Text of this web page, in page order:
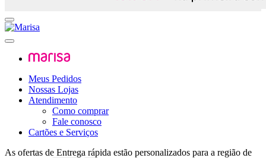
Meus Pedidos
Nossas Lojas
Atendimento
Como comprar
Fale conosco
Cartões e Serviços
As ofertas de Entrega rápida estão personalizados para a região de